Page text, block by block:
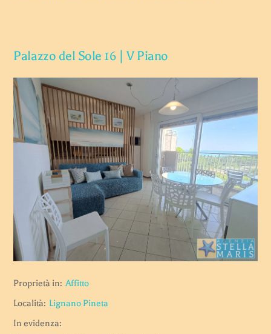
Palazzo del Sole 16 | V Piano
Proprietà in: Affitto
Località: Lignano Pineta
In evidenza: